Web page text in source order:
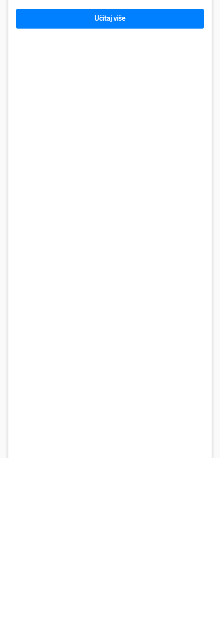
Učitaj više